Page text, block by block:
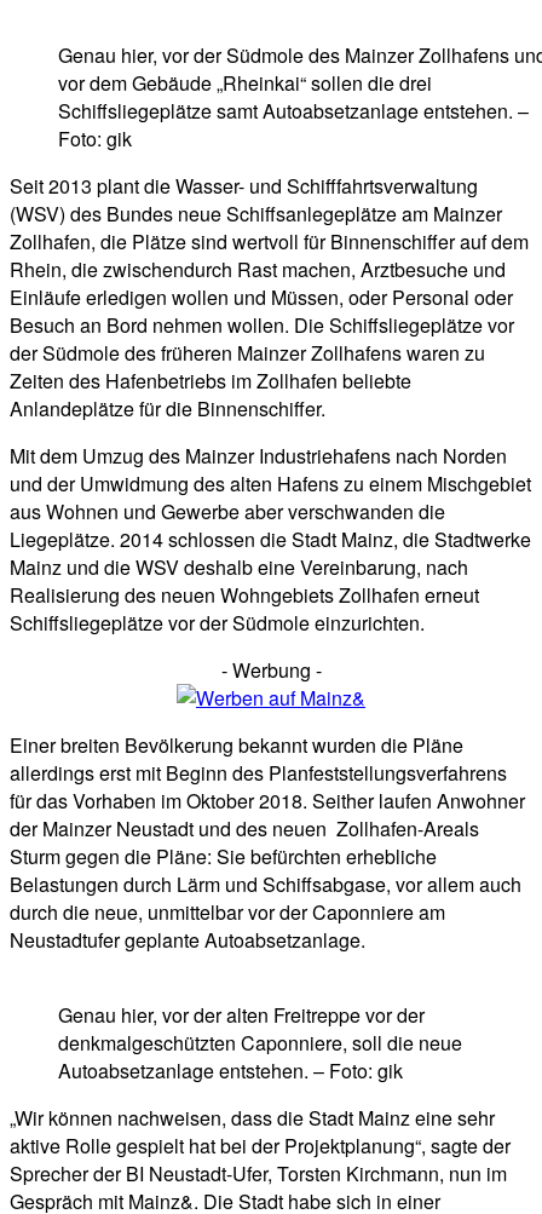
Genau hier, vor der Südmole des Mainzer Zollhafens
vor dem Gebäude „Rheinkai“ sollen die drei
Schiffsliegeplätze samt Autoabsetzanlage entstehen. –
Foto: gik
Seit 2013 plant die Wasser- und Schifffahrtsverwaltung
(WSV) des Bundes neue Schiffsanlegeplätze am Mainzer
Zollhafen, die Plätze sind wertvoll für Binnenschiffer auf dem
Rhein, die zwischendurch Rast machen, Arztbesuche und
Einläufe erledigen wollen und Müssen, oder Personal oder
Besuch an Bord nehmen wollen. Die Schiffsliegeplätze vor
der Südmole des früheren Mainzer Zollhafens waren zu
Zeiten des Hafenbetriebs im Zollhafen beliebte
Anlandeplätze für die Binnenschiffer.
Mit dem Umzug des Mainzer Industriehafens nach Norden
und der Umwidmung des alten Hafens zu einem Mischgebiet
aus Wohnen und Gewerbe aber verschwanden die
Liegeplätze. 2014 schlossen die Stadt Mainz, die Stadtwerke
Mainz und die WSV deshalb eine Vereinbarung, nach
Realisierung des neuen Wohngebiets Zollhafen erneut
Schiffsliegeplätze vor der Südmole einzurichten.
- Werbung -
Einer breiten Bevölkerung bekannt wurden die Pläne
allerdings erst mit Beginn des Planfeststellungsverfahrens
für das Vorhaben im Oktober 2018. Seither laufen Anwohner
der Mainzer Neustadt und des neuen Zollhafen-Areals
Sturm gegen die Pläne: Sie befürchten erhebliche
Belastungen durch Lärm und Schiffsabgase, vor allem auch
durch die neue, unmittelbar vor der Caponniere am
Neustadtufer geplante Autoabsetzanlage.
Genau hier, vor der alten Freitreppe vor der
denkmalgeschützten Caponniere, soll die neue
Autoabsetzanlage entstehen. – Foto: gik
„Wir können nachweisen, dass die Stadt Mainz eine sehr
aktive Rolle gespielt hat bei der Projektplanung“, sagte der
Sprecher der BI Neustadt-Ufer, Torsten Kirchmann, nun im
Gespräch mit Mainz&. Die Stadt habe sich in einer